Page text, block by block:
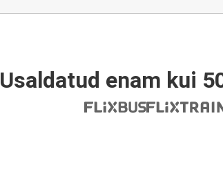
Usaldatud enam kui